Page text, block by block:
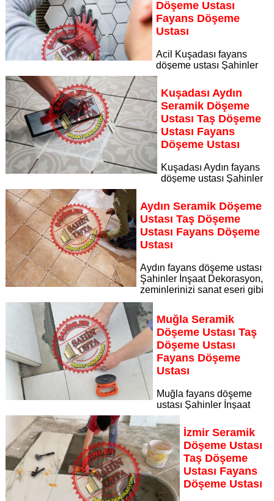
Döşeme Ustası
Fayans Döşeme
Ustası
Acil Kuşadası fayans
döşeme ustası Şahinler
İnşaat Dekorasyon, zeminlerinizi sanat eseri gibi işleyen
uzman kadrosuyla Acil Kuşadası bölgesine özel hizmet
sunuyor
Sayfaya Git
Kuşadası Aydın
Seramik Döşeme
Ustası Taş Döşeme
Ustası Fayans
Döşeme Ustası
Kuşadası Aydın fayans
döşeme ustası Şahinler
İnşaat Dekorasyon, zeminlerinizi sanat eseri gibi işleyen
uzman kadrosuyla Kuşadası Aydın bölgesine özel hizmet
sunuyor
Sayfaya Git
Aydın Seramik Döşeme
Ustası Taş Döşeme
Ustası Fayans Döşeme
Ustası
Aydın fayans döşeme ustası
Şahinler İnşaat Dekorasyon,
zeminlerinizi sanat eseri gibi
işleyen uzman kadrosuyla Aydın bölgesine özel hizmet
sunuyor Aydın seramik döşeme ustası taş döşeme ustası
fayans döşeme ustası
Sayfaya Git
Muğla Seramik
Döşeme Ustası Taş
Döşeme Ustası
Fayans Döşeme
Ustası
Muğla fayans döşeme
ustası Şahinler İnşaat
Dekorasyon, zeminlerinizi sanat eseri gibi işleyen uzman
kadrosuyla Muğla bölgesine özel hizmet sunuyor Muğla
seramik döşeme ustası taş döşeme ustası fayans döşeme
ustası
Sayfaya Git
İzmir Seramik
Döşeme Ustası
Taş Döşeme
Ustası Fayans
Döşeme Ustası